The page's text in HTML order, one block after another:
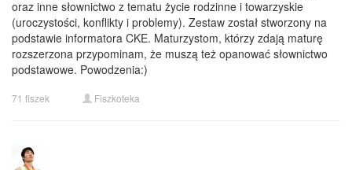
oraz inne słownictwo z tematu życie rodzinne i towarzyskie
(uroczystości, konflikty i problemy). Zestaw został stworzony na
podstawie informatora CKE. Maturzystom, którzy zdają maturę
rozszerzona przypominam, że muszą też opanować słownictwo
podstawowe. Powodzenia:)
71 fiszek Fiszkoteka